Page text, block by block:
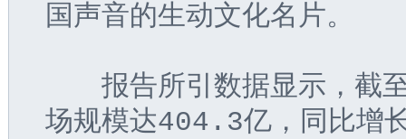
国声音的生动文化名片。
报告所引数据显示，截至
场规模达404.3亿，同比增